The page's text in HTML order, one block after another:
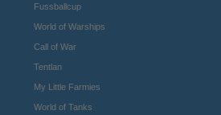
Fussballcup
World of Warships
Call of War
Tentlan
My Little Farmies
World of Tanks